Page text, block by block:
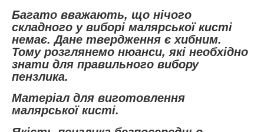
Багато вважають, що нічого
складного у виборі малярської кисті
немає. Дане твердження є хибним.
Тому розглянемо нюанси, які необхідно
знати для правильного вибору
пензлика.
Матеріал для виготовлення
малярської кисті.